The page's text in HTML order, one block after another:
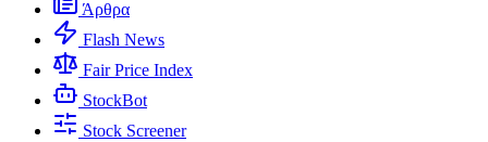
Άρθρα
Flash News
Fair Price Index
StockBot
Stock Screener